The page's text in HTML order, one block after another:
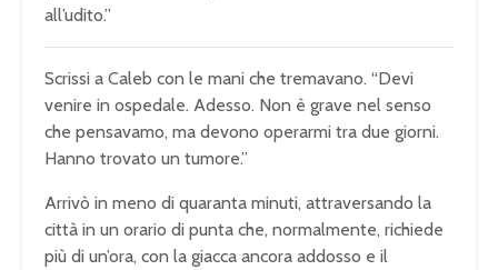
all’udito.”
Scrissi a Caleb con le mani che tremavano. “Devi
venire in ospedale. Adesso. Non è grave nel senso
che pensavamo, ma devono operarmi tra due giorni.
Hanno trovato un tumore.”
Arrivò in meno di quaranta minuti, attraversando la
città in un orario di punta che, normalmente, richiede
più di un’ora, con la giacca ancora addosso e il